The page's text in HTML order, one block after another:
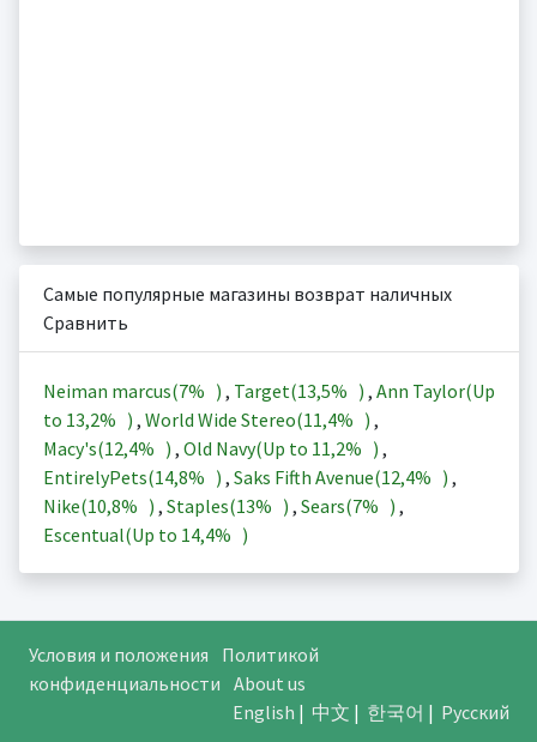
Самые популярные магазины возврат наличных
Сравнить
Neiman marcus(7% ) , Target(13,5% ) , Ann Taylor(Up
to 13,2% ) , World Wide Stereo(11,4% ) ,
Macy's(12,4% ) , Old Navy(Up to 11,2% ) ,
EntirelyPets(14,8% ) , Saks Fifth Avenue(12,4% ) ,
Nike(10,8% ) , Staples(13% ) , Sears(7% ) ,
Escentual(Up to 14,4% )
Условия и положения
Политикой
конфиденциальности About us
English | 中文 | 한국어 | Русский